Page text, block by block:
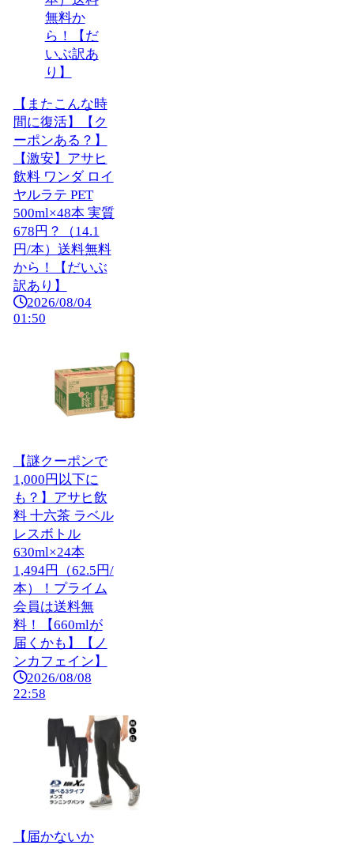
【またこんな時
間に復活】【ク
ーポンある？】
【激安】アサヒ
飲料 ワンダ ロイ
ヤルラテ PET
500ml×48本 実質
678円？（14.1
円/本）送料無料
から！【だいぶ
訳あり】
2026/08/04
01:50
【謎クーポンで
1,000円以下に
も？】アサヒ飲
料 十六茶 ラベル
レスボトル
630ml×24本
1,494円（62.5円/
本）！プライム
会員は送料無
料！【660mlが
届くかも】【ノ
ンカフェイン】
2026/08/08
22:58
【届かないか